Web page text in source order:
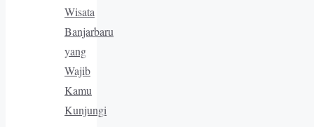
Wisata
Banjarbaru
yang
Wajib
Kamu
Kunjungi